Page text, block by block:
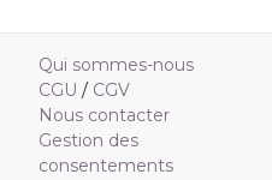
Qui sommes-nous
CGU / CGV
Nous contacter
Gestion des
consentements